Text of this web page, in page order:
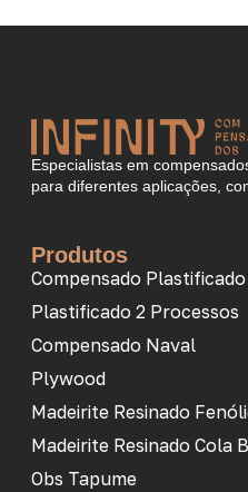
Especialistas em
para diferentes aplicações,
Produtos
Compensado Plastificado
Plastificado 2 Processos
Compensado Naval
Plywood
Madeirite Resinado
Madeirite Resinado Cola
Obs Tapume